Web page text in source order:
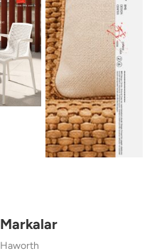
Markalar
Haworth